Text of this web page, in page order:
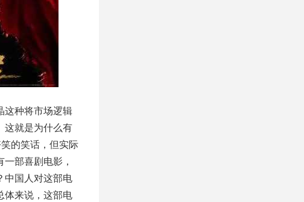
这种将市场逻辑
这就是为什么有
的笑话，但实际
部喜剧电影，
中国人对这部电
体来说，这部电